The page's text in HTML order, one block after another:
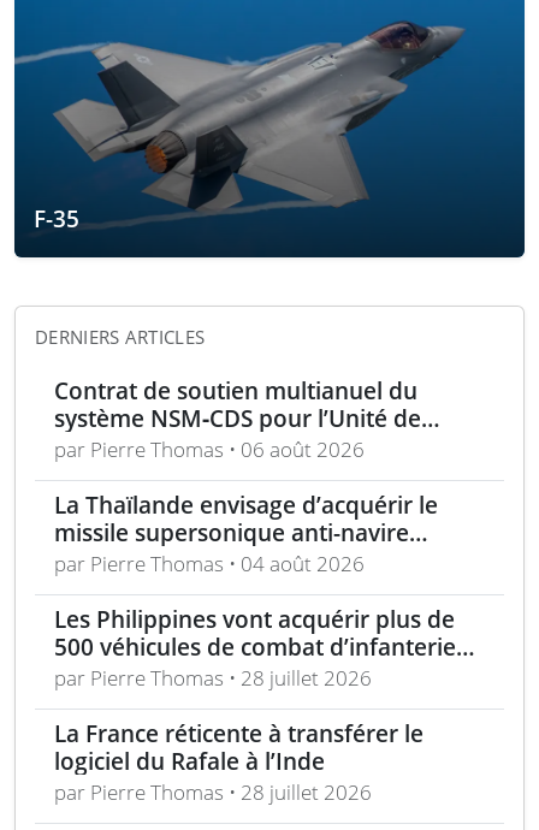
F-35
DERNIERS ARTICLES
Contrat de soutien multianuel du
système NSM‑CDS pour l’Unité de
missiles navals polonaise
par Pierre Thomas • 06 août 2026
La Thaïlande envisage d’acquérir le
missile supersonique anti-navire
BrahMos indien
par Pierre Thomas • 04 août 2026
Les Philippines vont acquérir plus de
500 véhicules de combat d’infanterie
pour les forces terrestres
par Pierre Thomas • 28 juillet 2026
La France réticente à transférer le
logiciel du Rafale à l’Inde
par Pierre Thomas • 28 juillet 2026